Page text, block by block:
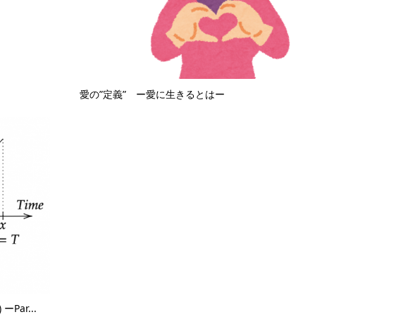
愛の”定義” ー愛に生きるとはー
Par...